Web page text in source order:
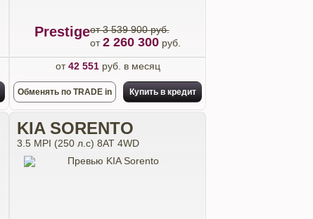
Prestigeот 3 539 900 руб.
от2 260 300руб.
от42 551руб. в месяц
Обменять по TRADE in Купить в кредит
KIA SORENTO
3.5 MPI (250 л.с) 8AT 4WD